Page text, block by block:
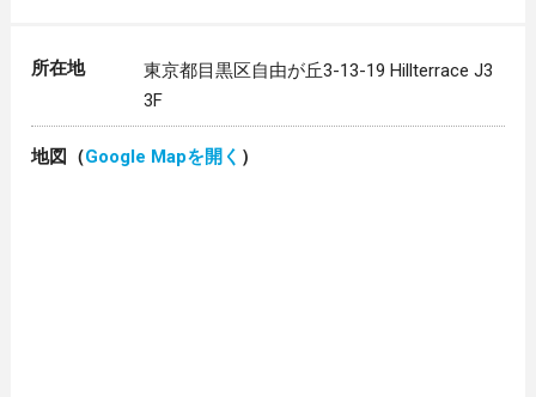
所在地
東京都目黒区自由が丘3-13-19 Hillterrace J3
3F
地図（Google Mapを開く ）